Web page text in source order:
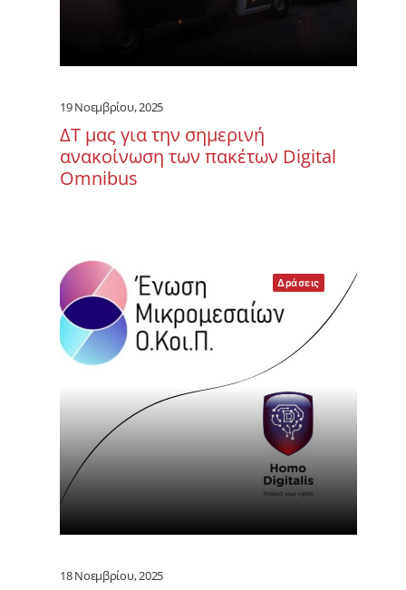
19 Νοεμβρίου, 2025
ΔΤ μας για την σημερινή
ανακοίνωση των πακέτων Digital
Omnibus
Δράσεις
18 Νοεμβρίου, 2025